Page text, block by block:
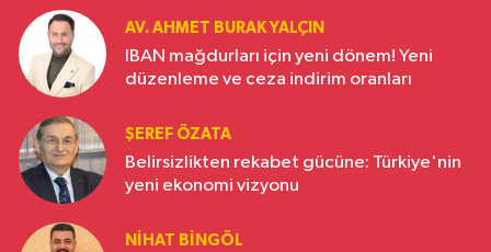
AV. AHMET BURAK YALÇIN
IBAN mağdurları için yeni dönem! Yeni
düzenleme ve ceza indirim oranları
ŞEREF ÖZATA
Belirsizlikten rekabet gücüne: Türkiye'nin
yeni ekonomi vizyonu
NIHAT BINGÖL